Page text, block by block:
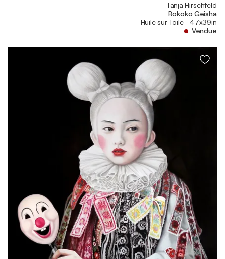
Tanja Hirschfeld
Rokoko Geisha
Huile sur Toile - 47x39in
Vendue